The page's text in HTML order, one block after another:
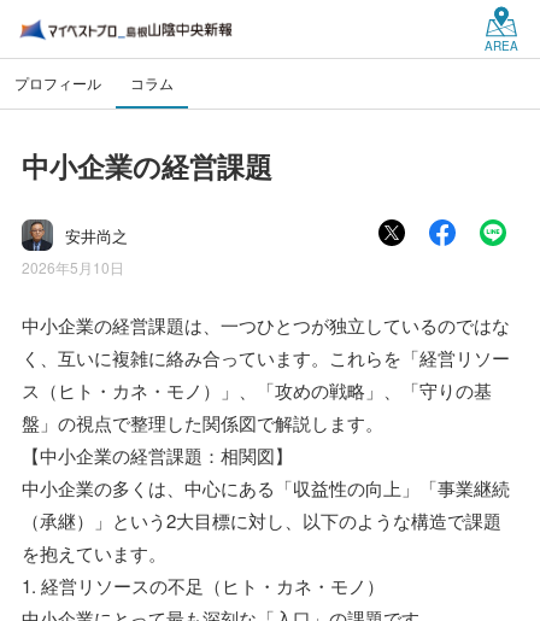
AREA
プロフィール コラム
中小企業の経営課題
安井尚之
2026年5月10日
中小企業の経営課題は、一つひとつが独立しているのではな
く、互いに複雑に絡み合っています。これらを「経営リソー
ス（ヒト・カネ・モノ）」、「攻めの戦略」、「守りの基
盤」の視点で整理した関係図で解説します。
【中小企業の経営課題：相関図】
中小企業の多くは、中心にある「収益性の向上」「事業継続
（承継）」という2大目標に対し、以下のような構造で課題
を抱えています。
1. 経営リソースの不足（ヒト・カネ・モノ）